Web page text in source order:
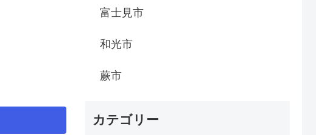
富士見市
和光市
蕨市
カテゴリー